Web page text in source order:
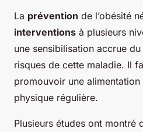
La prévention de l’obésité
interventions à plusieurs
une sensibilisation accrue
risques de cette maladie. Il
promouvoir une
physique régulière.
Plusieurs études ont montré